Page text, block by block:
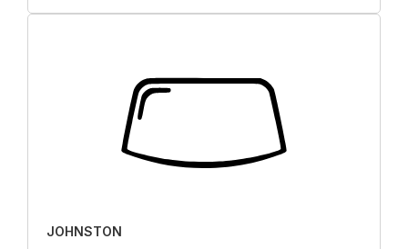
JOHNSTON